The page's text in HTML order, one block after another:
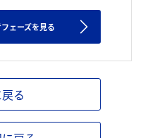
ェーズを見る
る